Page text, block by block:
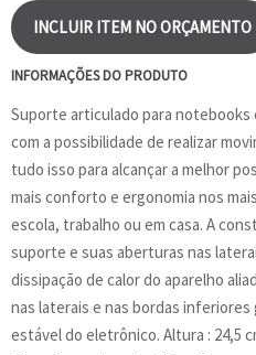
INCLUIR ITEM NO ORÇAMENTO
INFORMAÇÕES DO PRODUTO
Suporte articulado para notebooks
com a possibilidade de realizar
tudo isso para alcançar a melhor
mais conforto e ergonomia nos
escola, trabalho ou em casa. A
suporte e suas aberturas nas
dissipação de calor do aparelho
nas laterais e nas bordas
estável do eletrônico. Altura : 24,5